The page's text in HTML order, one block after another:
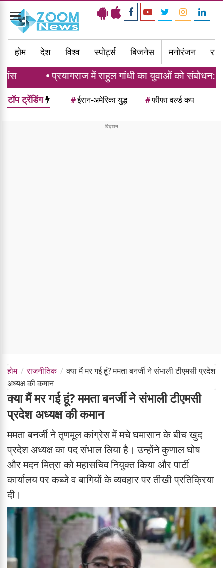
Toggle
navigation
होम
देश विश्व स्पोर्ट्स बिजनेस मनोरंजन
में राहुल गांधी का युवाओं को संबोधन: दर्द, डाटा और
टॉप ट्रेंडिंग #ईरान-अमेरिका युद्ध #फीफा वर्ल्ड कप
होम राजनीतिक
क्या मैं मर गई हूं? ममता बनर्जी ने संभाली टीएमसी प्रदेश
अध्यक्ष की कमान
क्या मैं मर गई हूं? ममता बनर्जी ने संभाली टीएमसी
प्रदेश अध्यक्ष की कमान
ममता बनर्जी ने तृणमूल कांग्रेस में मचे घमासान के बीच खुद
प्रदेश अध्यक्ष का पद संभाल लिया है। उन्होंने कुणाल घोष
और मदन मित्रा को महासचिव नियुक्त किया और पार्टी
कार्यालय पर कब्जे व बागियों के व्यवहार पर तीखी प्रतिक्रिया
दी।